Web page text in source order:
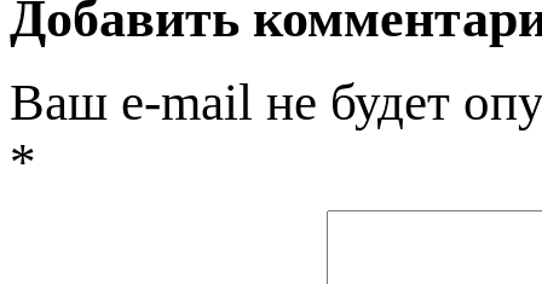
Добавить
Ваш e-mail не будет
*